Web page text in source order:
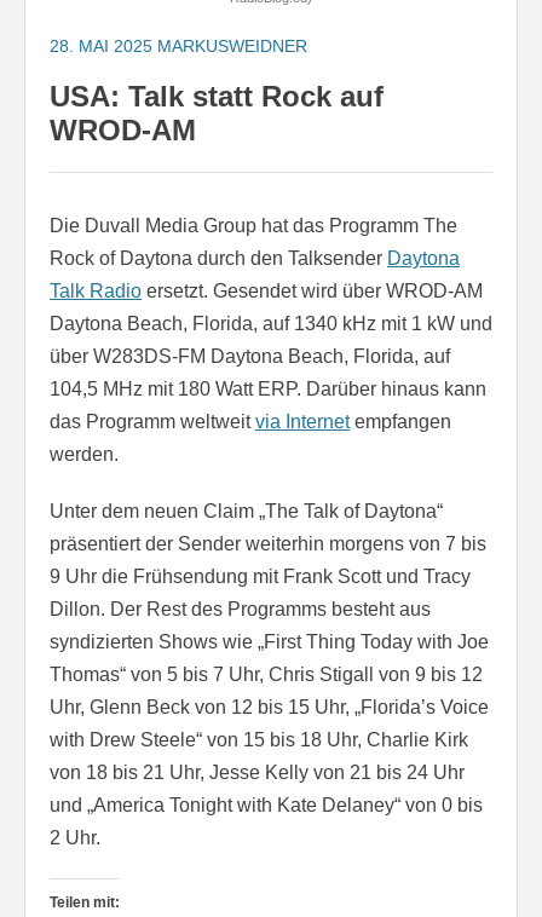
28. MAI 2025 MARKUSWEIDNER
USA: Talk statt Rock auf
WROD-AM
Die Duvall Media Group hat das Programm The
Rock of Daytona durch den Talksender Daytona
Talk Radio ersetzt. Gesendet wird über WROD-AM
Daytona Beach, Florida, auf 1340 kHz mit 1 kW und
über W283DS-FM Daytona Beach, Florida, auf
104,5 MHz mit 180 Watt ERP. Darüber hinaus kann
das Programm weltweitvia Internetempfangen
werden.
Unter dem neuen Claim „The Talk of Daytona“
präsentiert der Sender weiterhin morgens von 7 bis
9 Uhr die Frühsendung mit Frank Scott und Tracy
Dillon. Der Rest des Programms besteht aus
syndizierten Shows wie „First Thing Today with Joe
Thomas“ von 5 bis 7 Uhr, Chris Stigall von 9 bis 12
Uhr, Glenn Beck von 12 bis 15 Uhr, „Florida’s Voice
with Drew Steele“ von 15 bis 18 Uhr, Charlie Kirk
von 18 bis 21 Uhr, Jesse Kelly von 21 bis 24 Uhr
und „America Tonight with Kate Delaney“ von 0 bis
2 Uhr.
Teilen mit: